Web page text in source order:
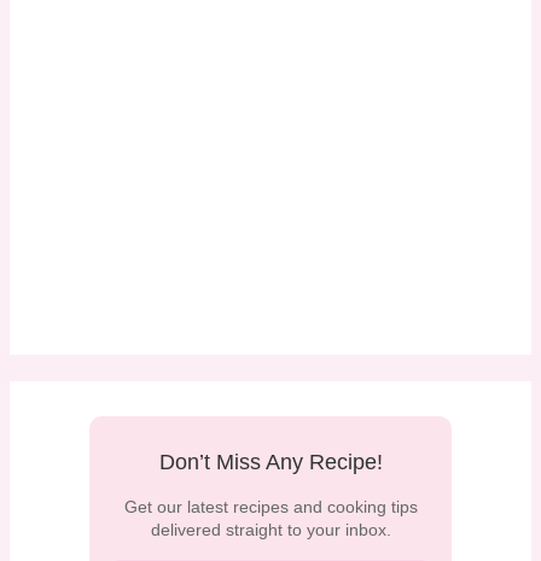
Don’t Miss Any Recipe!
Get our latest recipes and cooking tips
delivered straight to your inbox.